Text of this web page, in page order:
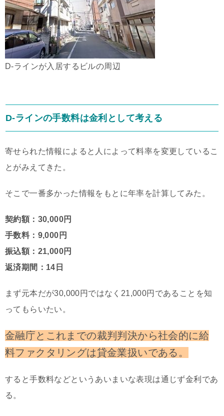
D-ラインが入居するビルの周辺
D-ラインの手数料は金利として考える
寄せられた情報によると人によって料率を変更しているこ
とがみえてきた。
そこで一番多かった情報をもとに年率を計算してみた。
契約額：30,000円
手数料：9,000円
振込額：21,000円
返済期間：14日
まず元本だが30,000円ではなく21,000円であることを知
ってもらいたい。
金融庁とこれまでの裁判判決から社会的に給
料ファクタリングは貸金業扱いである。
すると手数料などというあいまいな表現は通じず金利であ
る。